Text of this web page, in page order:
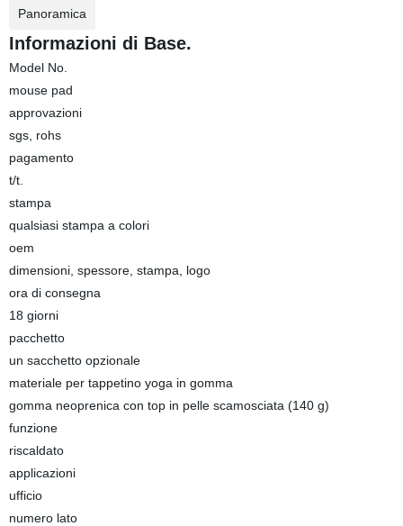
Panoramica
Informazioni di Base.
Model No.
mouse pad
approvazioni
sgs, rohs
pagamento
t/t.
stampa
qualsiasi stampa a colori
oem
dimensioni, spessore, stampa, logo
ora di consegna
18 giorni
pacchetto
un sacchetto opzionale
materiale per tappetino yoga in gomma
gomma neoprenica con top in pelle scamosciata (140 g)
funzione
riscaldato
applicazioni
ufficio
numero lato